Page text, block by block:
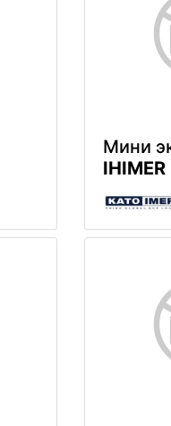
Мини
IHIMER